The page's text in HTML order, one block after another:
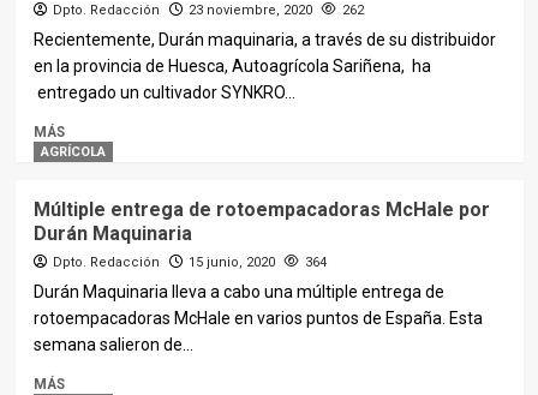
Dpto. Redacción 23 noviembre, 2020 262
Recientemente, Durán maquinaria, a través de su distribuidor
en la provincia de Huesca, Autoagrícola Sariñena, ha
entregado un cultivador SYNKRO...
MÁS
AGRÍCOLA
Múltiple entrega de rotoempacadoras McHale por
Durán Maquinaria
Dpto. Redacción 15 junio, 2020 364
Durán Maquinaria lleva a cabo una múltiple entrega de
rotoempacadoras McHale en varios puntos de España. Esta
semana salieron de...
MÁS